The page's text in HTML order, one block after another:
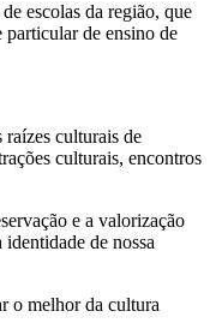
escolas da região, que
particular de ensino de
raízes culturais de
culturais, encontros
e a valorização
de nossa
o melhor da cultura